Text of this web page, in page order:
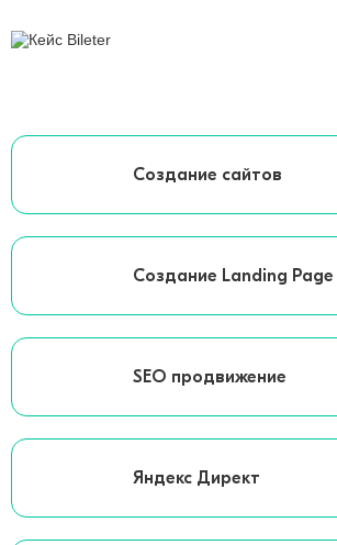
Создание сайтов
Создание Landing Page
SEO продвижение
Яндекс Директ